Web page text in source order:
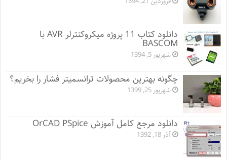
دانلود کتاب 11 پروژه میکروکنترلر AVR با
BASCOM
شهریور 5, 1394
چگونه بهترین محصولات ترانسمیتر فشار را بخریم؟
شهریور 25, 1399
دانلود مرجع کامل آموزش OrCAD PSpice
آذر 18, 1392